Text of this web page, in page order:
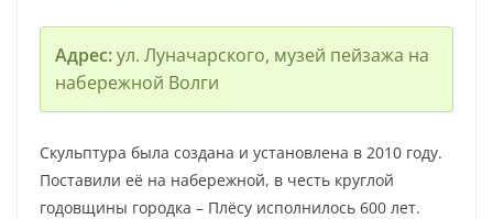
Адрес:ул. Луначарского, музей пейзажа на
набережной Волги
Скульптура была создана и установлена в 2010 году.
Поставили её на набережной, в честь круглой
годовщины городка – Плёсу исполнилось 600 лет.